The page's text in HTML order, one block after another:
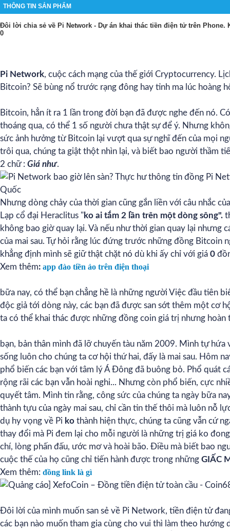
THÔNG TIN SẢN PHẨM
Đôi lời chia sẻ về Pi Network - Dự án khai thác tiền điện tử trên Phone.
0
Pi Network, cuộc cách mạng của thế giới Cryptocurrency.
Bitcoin? Sẽ bùng nổ trước rạng đông hay tinh ma lúc hoàng
Bitcoin, hẳn ít ra 1 lần trong đời bạn đã được nghe đến nó.
thoáng qua, có thể 1 số người chưa thật sự để ý. Nhưng
sức ảnh hưởng từ Bitcoin lại vượt qua sự nghĩ đến của mọi
trôi qua, chúng ta giật thột nhìn lại, và biết bao người thầm
2 chữ : Giá như.
Nhưng dòng chảy của thời gian cũng gắn liền với câu nhắc
Lạp cổ đại Heraclitus "ko ai tắm 2 lần trên một dòng sông".
không bao giờ quay lại. Và nếu như thời gian quay lại nhưng
của mai sau. Tự hỏi rằng lúc đứng trước những đồng Bitcoin
khẳng định mình sẽ giữ thật chặt nó dù khi ấy chỉ với giá 0
Xem thêm: app đào tiền ảo trên điện thoại
bữa nay, có thể bạn chẳng hề là những người Việc đầu tiên
độc giả tới dòng này, các bạn đã được san sớt thêm một cơ
ta có thể khai thác được những đồng coin giá trị nhưng hoàn
bạn, bản thân mình đã lỡ chuyến tàu năm 2009. Mình tự hứa
sống luôn cho chúng ta cơ hội thứ hai, đấy là mai sau. Hôm
phổ biến các bạn với tâm lý Á Đông đã buông bỏ. Phổ quát
rộng rãi các bạn vẫn hoài nghi... Nhưng còn phổ biến, cực
quyết tâm. Mình tin rằng, công sức của chúng ta ngày bữa
thành tựu của ngày mai sau, chỉ cần tin thế thôi mà luôn nỗ
dụ hy vọng về Pi ko thành hiện thực, chúng ta cũng vẫn cứ
thay đổi mà Pi đem lại cho mỗi người là những trị giá ko
chí, lòng phấn đấu, ước mơ và hoài bão. Điều mà biết bao
cuộc thế của họ cũng chỉ tiến hành được trong những GIẤC
Xem thêm: đồng link là gì
Đôi lời của mình muốn san sẻ về Pi Network, tiền điện tử
các bạn nào muốn tham gia cùng cho vui thì làm theo hướng